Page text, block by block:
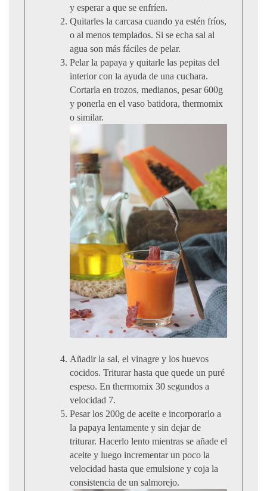
y esperar a que se enfríen.
Quitarles la carcasa cuando ya estén fríos,
o al menos templados. Si se echa sal al
agua son más fáciles de pelar.
Pelar la papaya y quitarle las pepitas del
interior con la ayuda de una cuchara.
Cortarla en trozos, medianos, pesar 600g
y ponerla en el vaso batidora, thermomix
o similar.
Añadir la sal, el vinagre y los huevos
cocidos. Triturar hasta que quede un puré
espeso. En thermomix 30 segundos a
velocidad 7.
Pesar los 200g de aceite e incorporarlo a
la papaya lentamente y sin dejar de
triturar. Hacerlo lento mientras se añade el
aceite y luego incrementar un poco la
velocidad hasta que emulsione y coja la
consistencia de un salmorejo.